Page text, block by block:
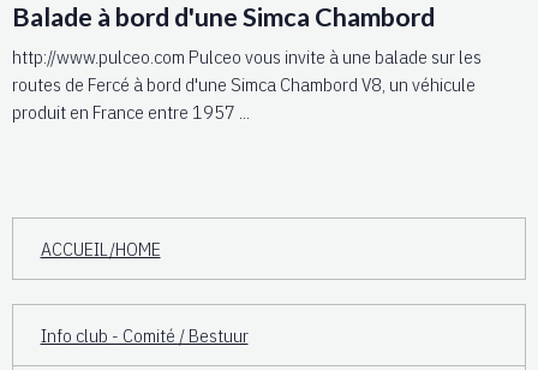
Balade à bord d'une Simca Chambord
http://www.pulceo.com Pulceo vous invite à une balade sur les
routes de Fercé à bord d'une Simca Chambord V8, un véhicule
produit en France entre 1957 ...
ACCUEIL/HOME
Info club - Comité / Bestuur